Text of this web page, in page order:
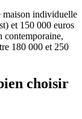
maison individuelle
et 150 000 euros
contemporaine,
180 000 et 250
choisir